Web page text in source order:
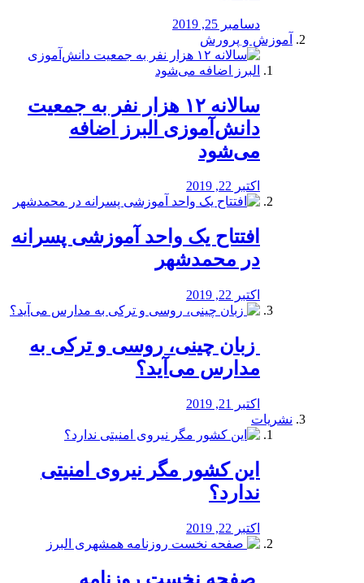
دسامبر 25, 2019
آموزش و پرورش
️سالانه ۱۲ هزار نفر به جمعیت
دانش‌آموزی البرز اضافه
می‌شود
اکتبر 22, 2019
افتتاح یک واحد آموزشی پسرانه
در محمدشهر
اکتبر 22, 2019
️ زبان چینی، روسی و ترکی به
مدارس می‌آید؟
اکتبر 21, 2019
نشریات
این کشور مگر نیروی امنیتی
ندارد؟
اکتبر 22, 2019
️ صفحه نخست روزنامه‌